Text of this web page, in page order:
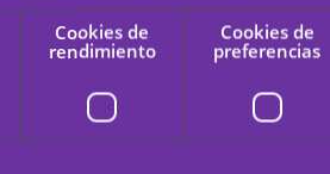
e insípidos, con colores brillantes y
Cookies de
rendimiento
Cookies de
preferencias